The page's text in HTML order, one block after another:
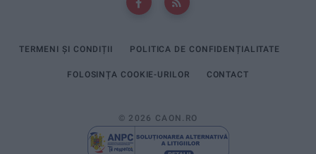
TERMENI ȘI CONDIȚII POLITICA DE CONFIDENȚIALITATE
FOLOSINȚA COOKIE-URILOR CONTACT
© 2026 CAON.RO